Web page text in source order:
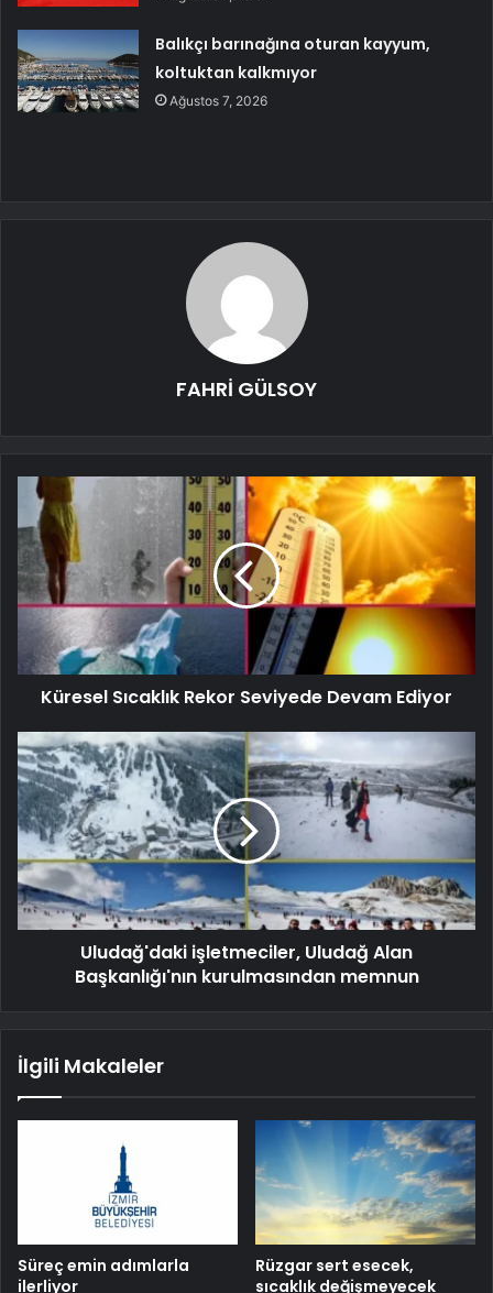
Balıkçı barınağına oturan kayyum,
koltuktan kalkmıyor
Ağustos 7, 2026
FAHRİ GÜLSOY
Küresel Sıcaklık Rekor Seviyede Devam Ediyor
Uludağ'daki işletmeciler, Uludağ Alan
Başkanlığı'nın kurulmasından memnun
İlgili Makaleler
Süreç emin adımlarla
ilerliyor
Rüzgar sert esecek,
sıcaklık değişmeyecek